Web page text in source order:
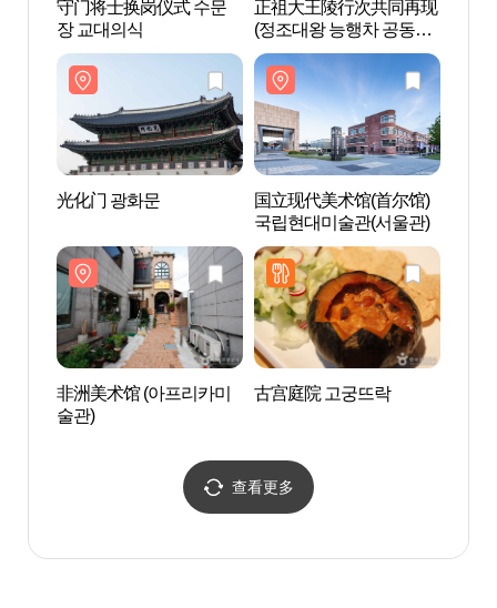
守门将士换岗仪式 수문
장 교대의식
正祖大王陵行次共同再现
(정조대왕 능행차 공동재
현)
光化门 광화문
国立现代美术馆(首尔馆)
국립현대미술관(서울관)
非洲美术馆 (아프리카미
술관)
古宫庭院 고궁뜨락
查看更多